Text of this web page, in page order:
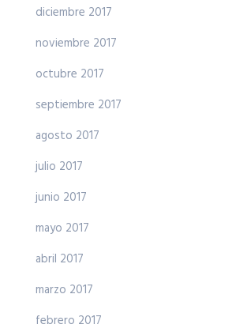
diciembre 2017
noviembre 2017
octubre 2017
septiembre 2017
agosto 2017
julio 2017
junio 2017
mayo 2017
abril 2017
marzo 2017
febrero 2017